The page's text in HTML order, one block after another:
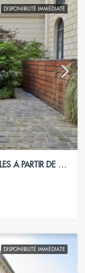
DISPONIBILITÉ IMMÉDIATE
BUREAUX À LOUER 313 M² DIVISIBLES À PARTIR DE 174 M² – PARIS 8ÈME
DISPONIBILITÉ IMMÉDIATE